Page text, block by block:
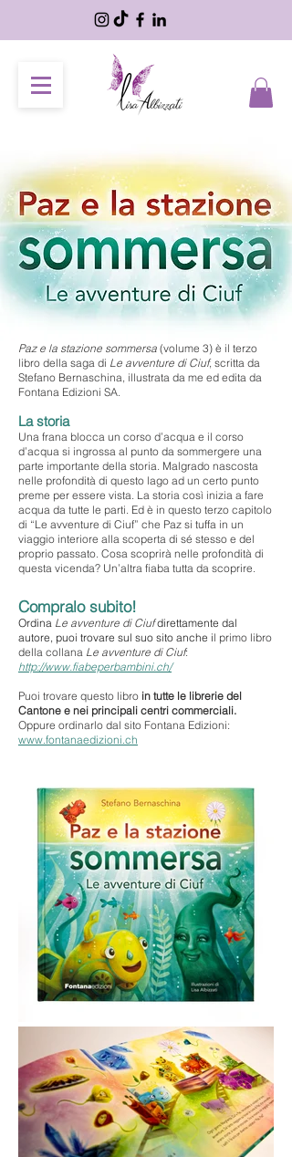
Paz e la stazione sommersa (volume 3) è il terzo
libro della saga di Le avventure di Ciuf, scritta da
Stefano Bernaschina, illustrata da me ed edita da
Fontana Edizioni SA.
La storia
Una frana blocca un corso d’acqua e il corso
d’acqua si ingrossa al punto da sommergere una
parte importante della storia. Malgrado nascosta
nelle profondità di questo lago ad un certo punto
preme per essere vista. La storia così inizia a fare
acqua da tutte le parti. Ed è in questo terzo capitolo
di “Le avventure di Ciuf” che Paz si tuffa in un
viaggio interiore alla scoperta di sé stesso e del
proprio passato. Cosa scoprirà nelle profondità di
questa vicenda? Un’altra fiaba tutta da scoprire.
Compralo subito!
Ordina Le avventure di Ciuf direttamente dal
autore, puoi trovare sul suo sito anche il primo libro
della collana Le avventure di Ciuf:
http://www.fiabeperbambini.ch/
Puoi trovare questo libro in tutte le librerie del
Cantone e nei principali centri commerciali.
Oppure ordinarlo dal sito Fontana Edizioni:
www.fontanaedizioni.ch